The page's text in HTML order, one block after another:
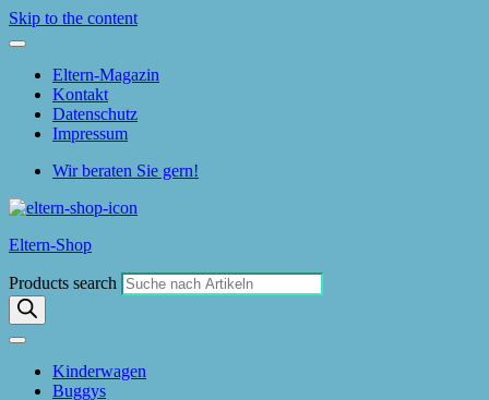
Skip to the content
Eltern-Magazin
Kontakt
Datenschutz
Impressum
Wir beraten Sie gern!
Eltern-Shop
Products search
Kinderwagen
Buggys